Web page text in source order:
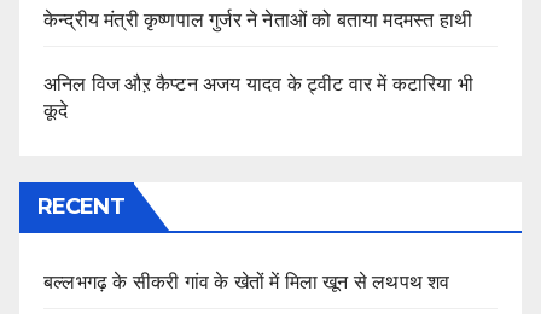
केन्द्रीय मंत्री कृष्णपाल गुर्जर ने नेताओं को बताया मदमस्त हाथी
अनिल विज औऱ कैप्टन अजय यादव के ट्वीट वार में कटारिया भी
कूदे
RECENT
बल्लभगढ़ के सीकरी गांव के खेतों में मिला खून से लथपथ शव